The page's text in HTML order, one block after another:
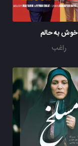
خوش به حالم
راغب